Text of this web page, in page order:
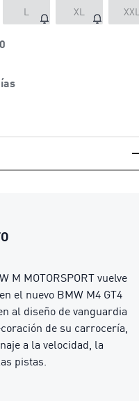
L XL
M MOTORSPORT vuelve
el nuevo BMW M4 GT4
al diseño de vanguardia
de su carrocería,
a la velocidad, la
pistas.